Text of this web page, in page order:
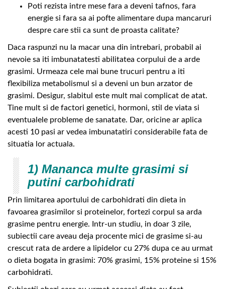
Poti rezista intre mese fara a deveni tafnos, fara
energie si fara sa ai pofte alimentare dupa mancaruri
despre care stii ca sunt de proasta calitate?
Daca raspunzi nu la macar una din intrebari, probabil ai
nevoie sa iti imbunatatesti abilitatea corpului de a arde
grasimi. Urmeaza cele mai bune trucuri pentru a iti
flexibiliza metabolismul si a deveni un bun arzator de
grasimi. Desigur, slabitul este mult mai complicat de atat.
Tine mult si de factori genetici, hormoni, stil de viata si
eventualele probleme de sanatate. Dar, oricine ar aplica
acesti 10 pasi ar vedea imbunatatiri considerabile fata de
situatia lor actuala.
1) Mananca multe grasimi si
putini carbohidrati
Prin limitarea aportului de carbohidrati din dieta in
favoarea grasimilor si proteinelor, fortezi corpul sa arda
grasime pentru energie. Intr-un studiu, in doar 3 zile,
subiectii care aveau deja procente mici de grasime si-au
crescut rata de ardere a lipidelor cu 27% dupa ce au urmat
o dieta bogata in grasimi: 70% grasimi, 15% proteine si 15%
carbohidrati.